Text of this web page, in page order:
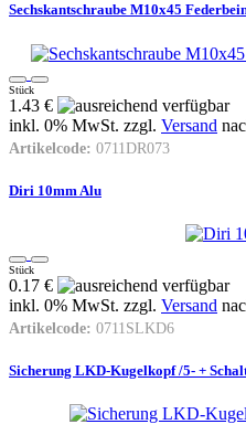
Sechskantschraube M10x45
Stück
1.43 €
inkl. 0% MwSt. zzgl. Versand
Artikelcode: 0711DR073
Diri 10mm Alu
Stück
0.17 €
inkl. 0% MwSt. zzgl. Versand
Artikelcode: 0711SLKD6
Sicherung LKD-Kugelkopf /5- +